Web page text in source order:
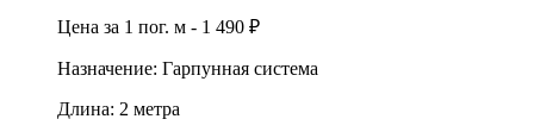
Цена за 1 пог. м - 1 490 ₽
Назначение: Гарпунная система
Длина: 2 метра